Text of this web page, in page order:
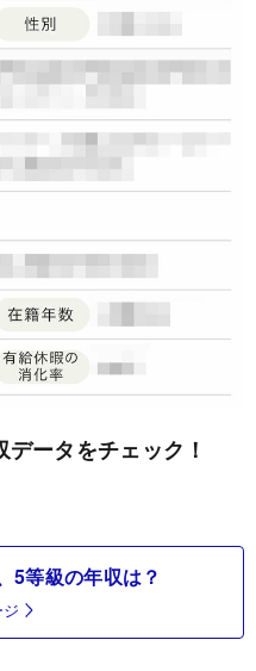
ータをチェック！
5等級の年収は？